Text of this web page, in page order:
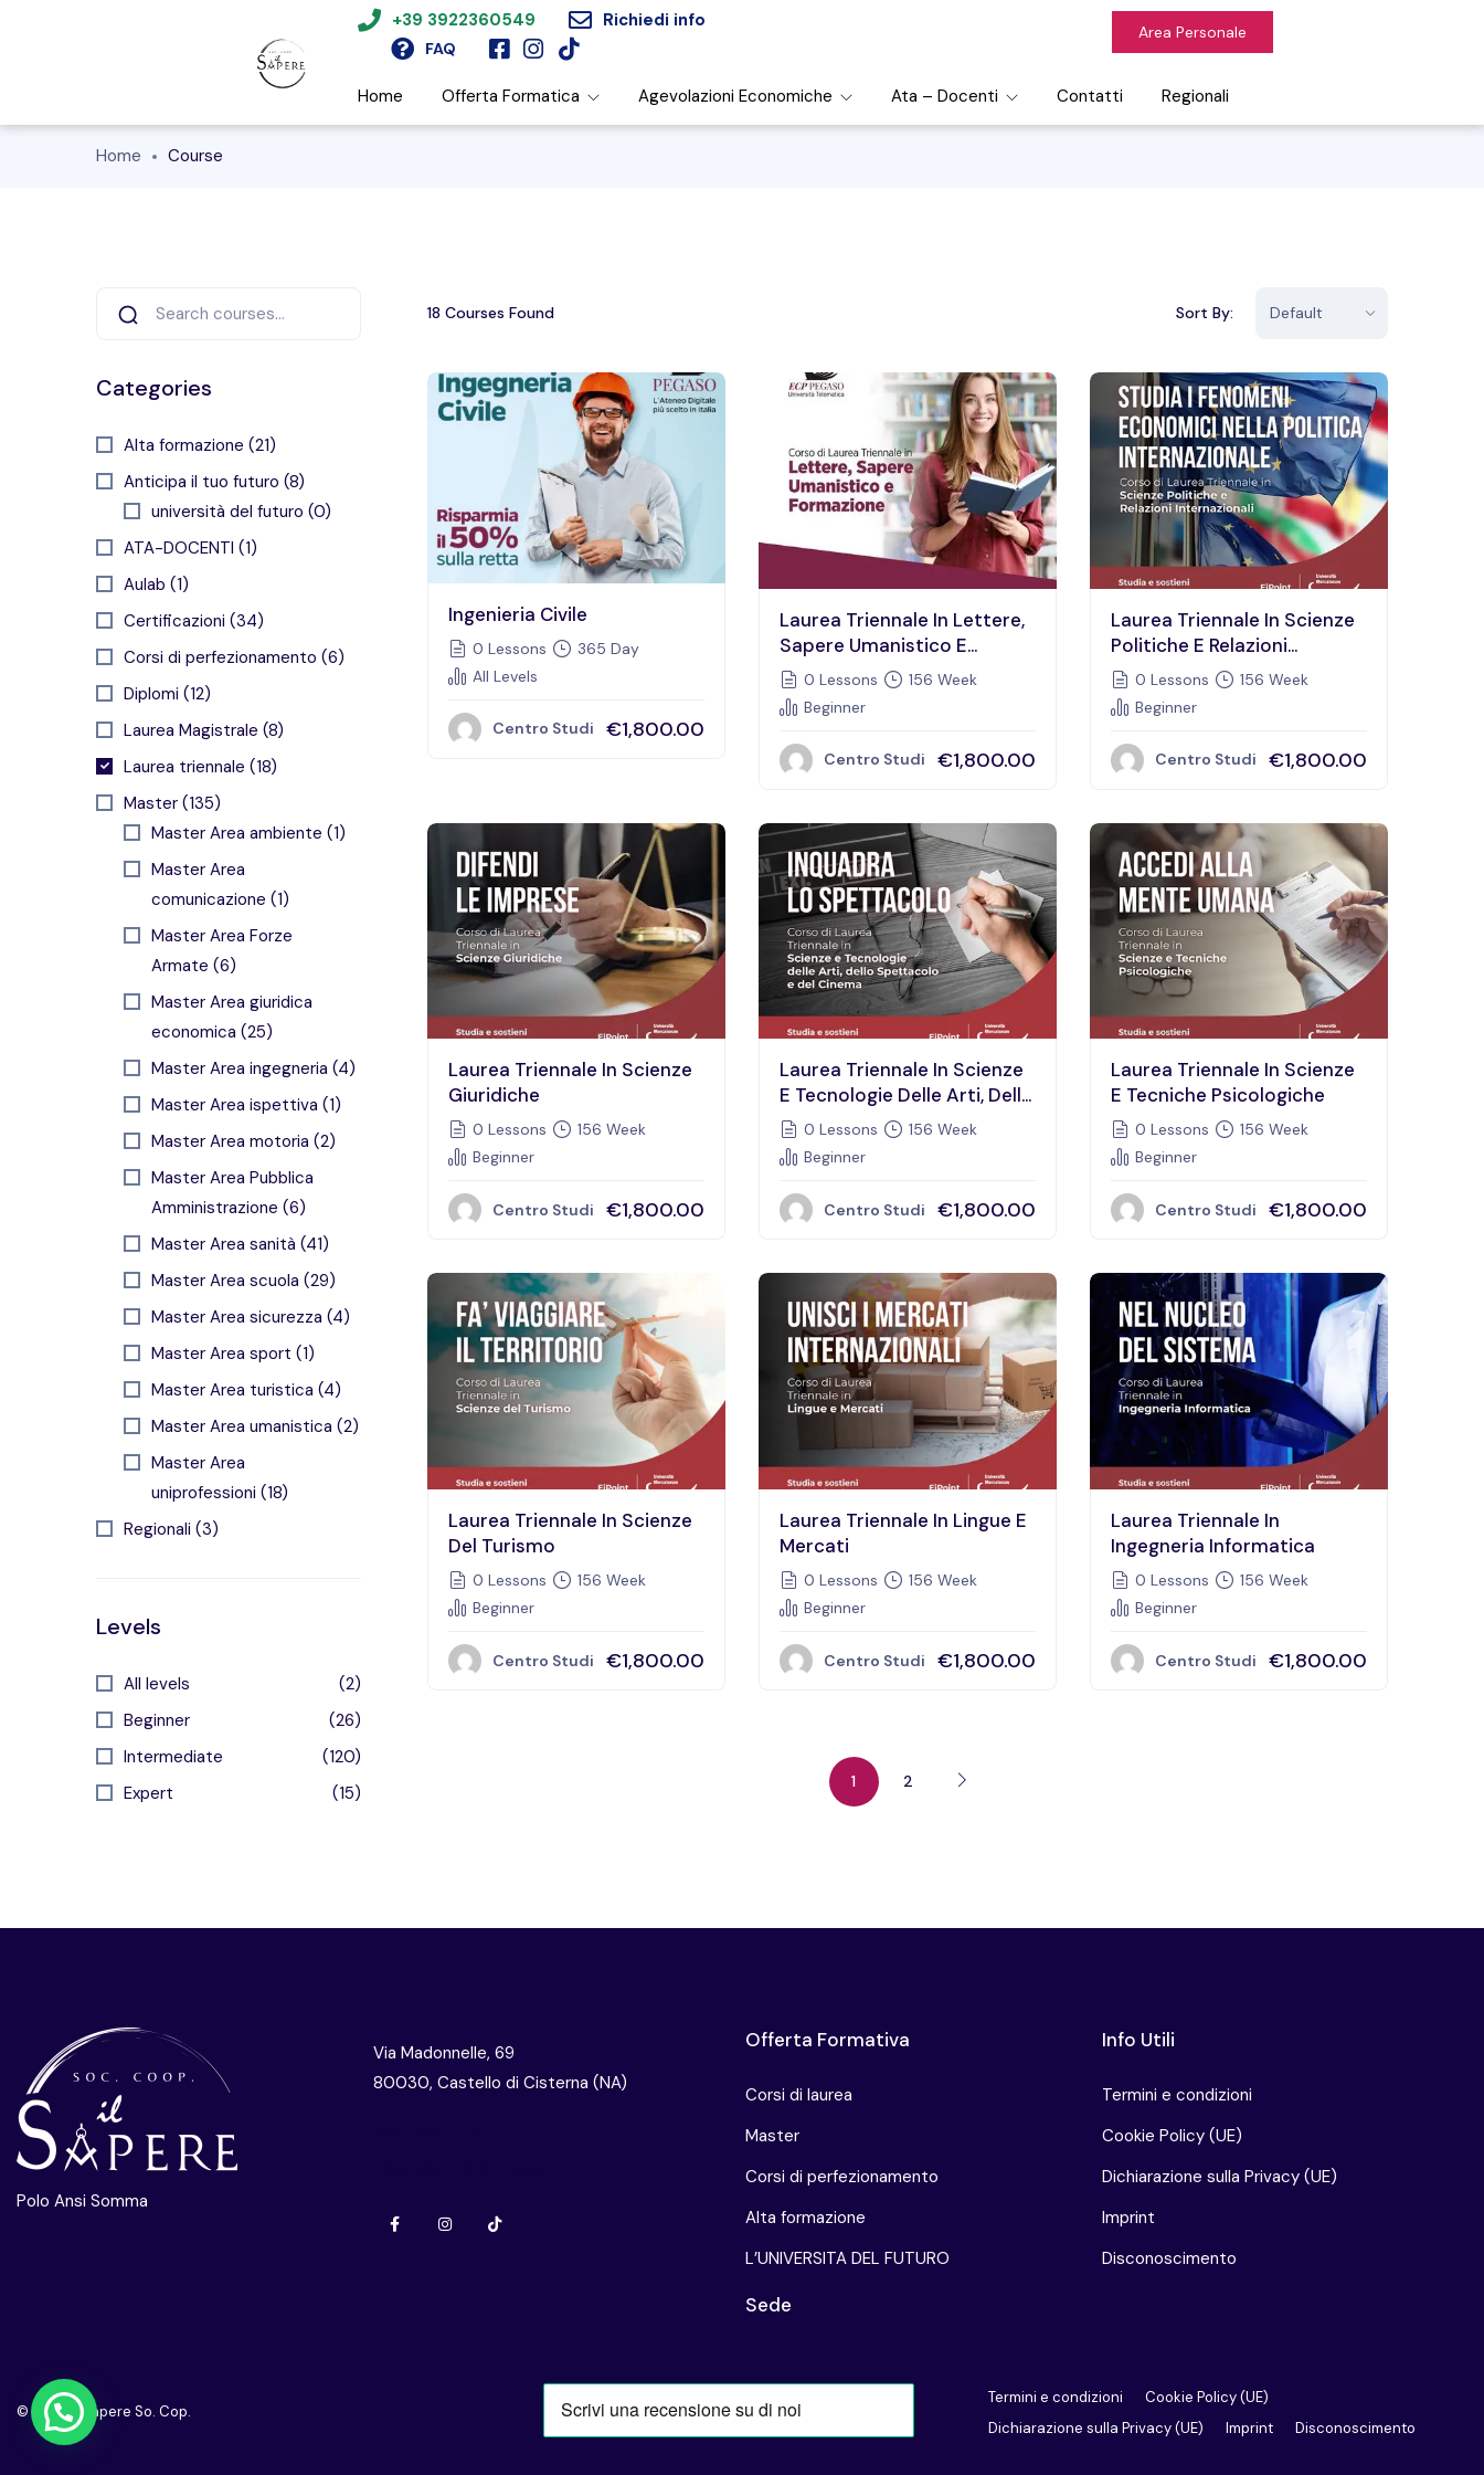
+39 3922360549 Richiedi info
FAQ
Area Personale
Home Offerta Formatica Agevolazioni Economiche Ata – Docenti Contatti Regionali
Home Course
Categories
Alta formazione (21)
Anticipa il tuo futuro (8)
università del futuro (0)
ATA-DOCENTI (1)
Aulab (1)
Certificazioni (34)
Corsi di perfezionamento (6)
Diplomi (12)
Laurea Magistrale (8)
Laurea triennale (18)
Master (135)
Master Area ambiente (1)
Master Area
comunicazione (1)
Master Area Forze
Armate (6)
Master Area giuridica
economica (25)
Master Area ingegneria (4)
Master Area ispettiva (1)
Master Area motoria (2)
Master Area Pubblica
Amministrazione (6)
Master Area sanità (41)
Master Area scuola (29)
Master Area sicurezza (4)
Master Area sport (1)
Master Area turistica (4)
Master Area umanistica (2)
Master Area
uniprofessioni (18)
Regionali (3)
Levels
All levels
(2)
Beginner
(26)
Intermediate
(120)
Expert
(15)
18 Courses Found Sort By:
Ingenieria Civile
0 Lessons
365 Day
All Levels
Centro Studi €1,800.00
Laurea Triennale In Lettere,
Sapere Umanistico E
Formazione
0 Lessons
156 Week
Beginner
Centro Studi €1,800.00
Laurea Triennale In Scienze
Politiche E Relazioni
Internazionali
0 Lessons
156 Week
Beginner
Centro Studi €1,800.00
Laurea Triennale In Scienze
Giuridiche
0 Lessons
156 Week
Beginner
Centro Studi €1,800.00
Laurea Triennale In Scienze
E Tecnologie Delle Arti, Dello
Spettacolo E Del Cinema
0 Lessons
156 Week
Beginner
Centro Studi €1,800.00
Laurea Triennale In Scienze
E Tecniche Psicologiche
0 Lessons
156 Week
Beginner
Centro Studi €1,800.00
Laurea Triennale In Scienze
Del Turismo
0 Lessons
156 Week
Beginner
Centro Studi €1,800.00
Laurea Triennale In Lingue E
Mercati
0 Lessons
156 Week
Beginner
Centro Studi €1,800.00
Laurea Triennale In
Ingegneria Informatica
0 Lessons
156 Week
Beginner
Centro Studi €1,800.00
1 2
Polo Ansi Somma
Via Madonnelle, 69
80030, Castello di Cisterna (NA)
Offerta Formativa
Corsi di laurea
Master
Corsi di perfezionamento
Alta formazione
L’UNIVERSITA DEL FUTURO
Sede
Info Utili
Termini e condizioni
Cookie Policy (UE)
Dichiarazione sulla Privacy (UE)
Imprint
Disconoscimento
© 2026 Il Sapere So. Cop.
Termini e condizioni
Cookie Policy (UE)
Dichiarazione sulla Privacy (UE)
Imprint Disconoscimento